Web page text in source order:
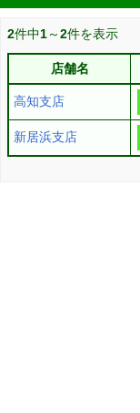
2件中1～2件を表示
店舗名
高知支店
新居浜支店